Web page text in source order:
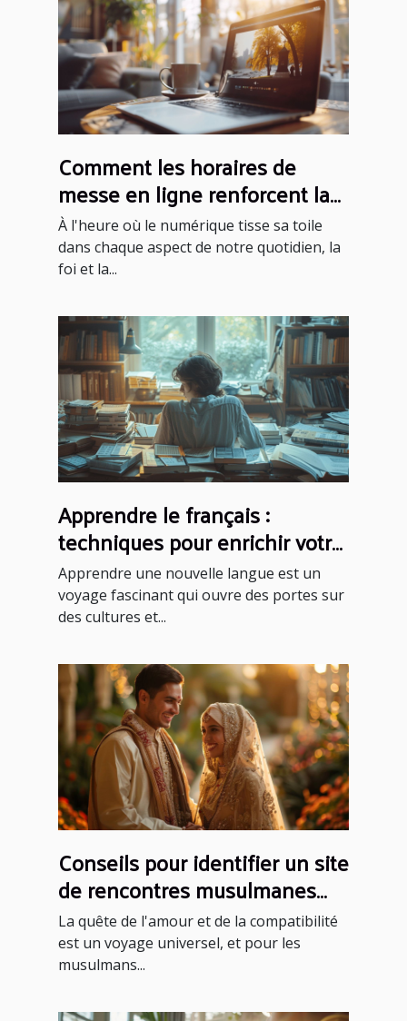
Comment les horaires de
messe en ligne renforcent la
foi communautaire
À l'heure où le numérique tisse sa toile
dans chaque aspect de notre quotidien, la
foi et la...
Apprendre le français :
techniques pour enrichir votre
vocabulaire
Apprendre une nouvelle langue est un
voyage fascinant qui ouvre des portes sur
des cultures et...
Conseils pour identifier un site
de rencontres musulmanes
fiable et sérieux
La quête de l'amour et de la compatibilité
est un voyage universel, et pour les
musulmans...